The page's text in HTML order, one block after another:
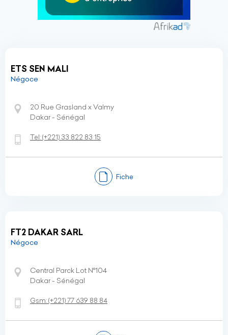
ETS SEN MALI
Négoce
20 Rue Grasland x Valmy
Dakar - Sénégal
Tel:(+221) 33 822 83 15
Fiche
FT2 DAKAR SARL
Négoce
Central Parck Lot N°104
Dakar - Sénégal
Gsm:(+221)77 639 88 84